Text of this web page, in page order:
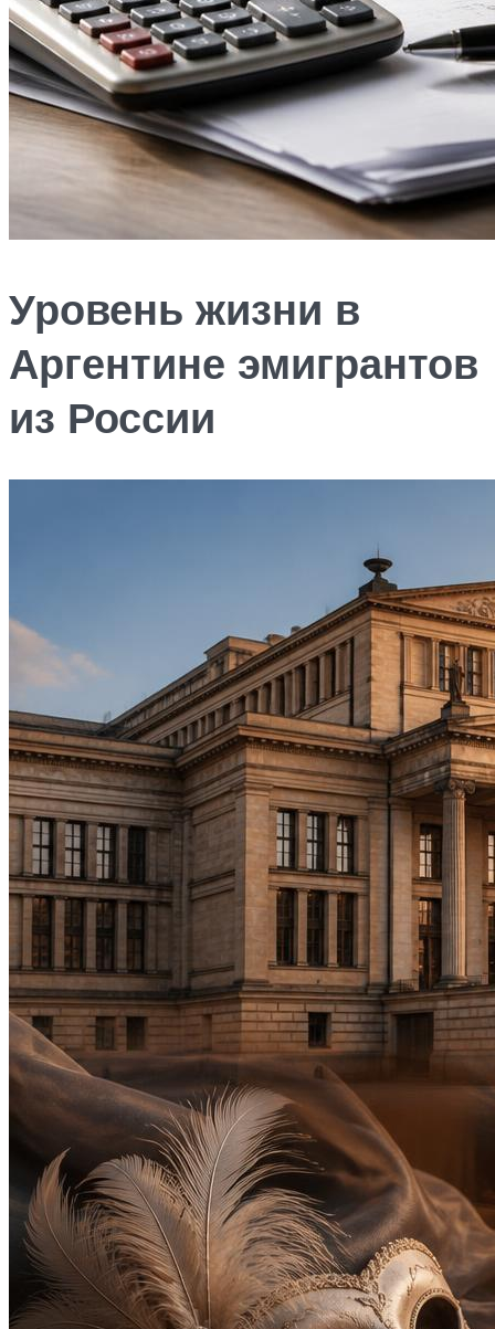
Уровень жизни в
Аргентине эмигрантов
из России